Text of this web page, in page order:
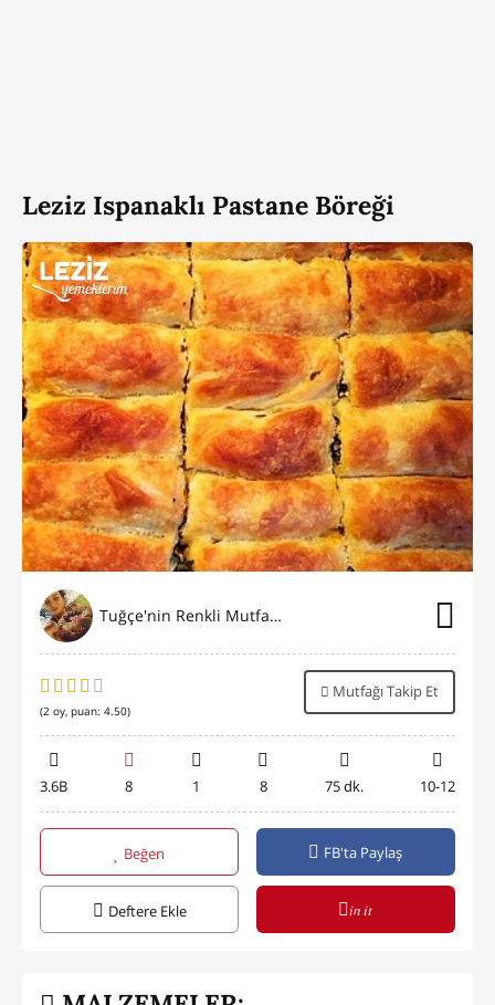
Leziz Ispanaklı Pastane Böreği
Tuğçe'nin Renkli Mutfağı⭐️
(2 oy, puan: 4.50)
Mutfağı Takip Et
3.6B 8 1 8 75 dk. 10-12
Beğen FB'ta Paylaş
Deftere Ekle in it